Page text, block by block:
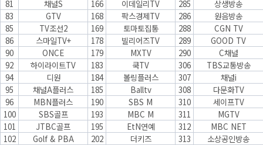
81
채널S 166 이데일리TV 285
상생방송
83
GTV 168 팍스경제TV 286
원음방송
85
TV조선2 169 토마토집통 288
CGN TV
86
스마일TV+ 178 빌리어즈TV 289
GOOD TV
90
ONCE 179 MXTV 290
C채널
92
하이라이트TV 183 쿡TV 306
TBS교통방송
94
디원 184 볼링플러스 307
채널i
95
채널A플러스 185 Balltv 308
다문화TV
96
MBN플러스 190 SBS M 310
세이프TV
100
SBS골프 193 MBC M 311
MGTV
101
JTBC골프 195 EtN연예 312
MBC NET
102
Golf & PBA 202 더키즈 313 소상공인방송